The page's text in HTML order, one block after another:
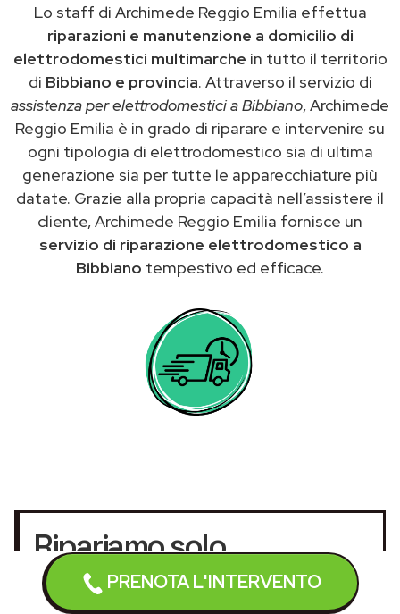
PRENOTA L'INTERVENTO
Lo staff di Archimede Reggio Emilia effettua
riparazioni e manutenzione a domicilio di
elettrodomestici multimarche in tutto il territorio
di Bibbiano e provincia. Attraverso il servizio di
assistenza per elettrodomestici a Bibbiano, Archimede
Reggio Emilia è in grado di riparare e intervenire su
ogni tipologia di elettrodomestico sia di ultima
generazione sia per tutte le apparecchiature più
datate. Grazie alla propria capacità nell’assistere il
cliente, Archimede Reggio Emilia fornisce un
servizio di riparazione elettrodomestico a
Bibbiano tempestivo ed efficace.
Ripariamo solo
elettrodomestici fuori